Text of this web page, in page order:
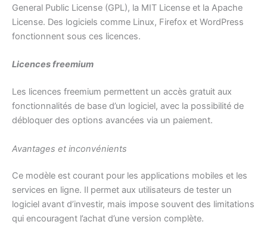
General Public License (GPL), la MIT License et la Apache
License. Des logiciels comme Linux, Firefox et WordPress
fonctionnent sous ces licences.
Licences freemium
Les licences freemium permettent un accès gratuit aux
fonctionnalités de base d’un logiciel, avec la possibilité de
débloquer des options avancées via un paiement.
Avantages et inconvénients
Ce modèle est courant pour les applications mobiles et les
services en ligne. Il permet aux utilisateurs de tester un
logiciel avant d’investir, mais impose souvent des limitations
qui encouragent l’achat d’une version complète.